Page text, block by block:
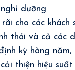
dưỡng
cho các
thái và cả các
kỳ hàng năm,
thiện hiệu